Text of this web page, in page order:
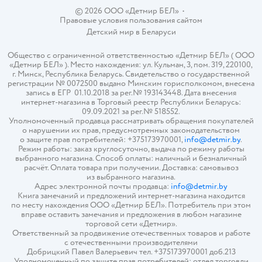
© 2026 ООО «Детмир БЕЛ»•
Правовые условия пользования сайтом
Детский мир в Беларуси
Общество с ограниченной ответственностью «Детмир БЕЛ» ( ООО
«Детмир БЕЛ» ). Место нахождения: ул. Кульман, 3, пом. 319, 220100,
г. Минск, Республика Беларусь. Свидетельство о государственной
регистрации № 0072500 выдано Минским горисполкомом, внесена
запись в ЕГР 01.10.2018 за рег.№ 193143448. Дата внесения
интернет-магазина в Торговый реестр Республики Беларусь:
09.09.2021 за рег.№ 518552.
Уполномоченный продавца рассматривать обращения покупателей
о нарушении их прав, предусмотренных законодательством
о защите прав потребителей: +375173970001,info@detmir.by.
Режим работы: заказ круглосуточно, выдача по режиму работы
выбранного магазина. Способ оплаты: наличный и безналичный
расчёт. Оплата товара при получении. Доставка: самовывоз
из выбранного магазина.
Адрес электронной почты продавца: info@detmir.by
Книга замечаний и предложений интернет-магазина находится
по месту нахождения ООО «Детмир БЕЛ». Потребитель при этом
вправе оставить замечания и предложения в любом магазине
торговой сети «Детмир».
Ответственный за продвижение отечественных товаров и работе
с отечественными производителями
Добрицкий Павел Валерьевич тел. +375173970001 доб.213